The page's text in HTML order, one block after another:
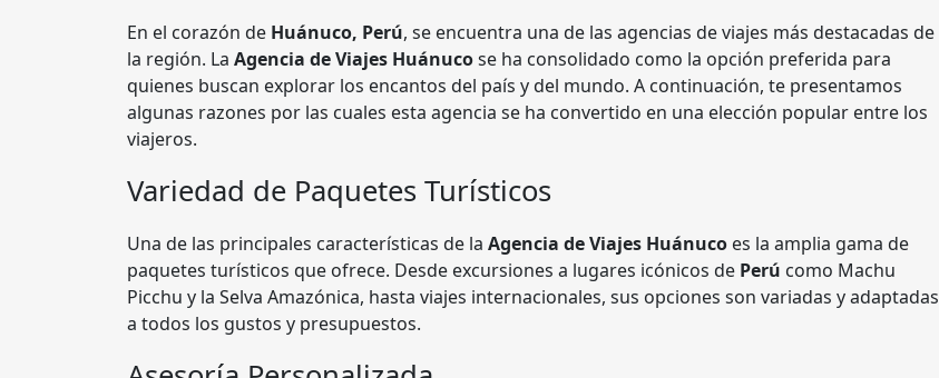
En el corazón de Huánuco, Perú, se encuentra una de las agencias de viajes más destacadas de
la región. La Agencia de Viajes Huánucose ha consolidado como la opción preferida para
quienes buscan explorar los encantos del país y del mundo. A continuación, te presentamos
algunas razones por las cuales esta agencia se ha convertido en una elección popular entre los
viajeros.
Variedad de Paquetes Turísticos
Una de las principales características de la Agencia de Viajes Huánuco es la amplia gama de
paquetes turísticos que ofrece. Desde excursiones a lugares icónicos de Perú como Machu
Picchu y la Selva Amazónica, hasta viajes internacionales, sus opciones son variadas y adaptadas
a todos los gustos y presupuestos.